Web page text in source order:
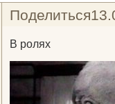
Поделиться
В ролях